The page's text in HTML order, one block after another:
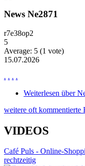
News Ne2871
r7e38op2
5
Average: 5 (1 vote)
15.07.2026
. . . .
Weiterlesen über
weitere oft kommentierte
VIDEOS
Café Puls - Online-
rechtzeitig